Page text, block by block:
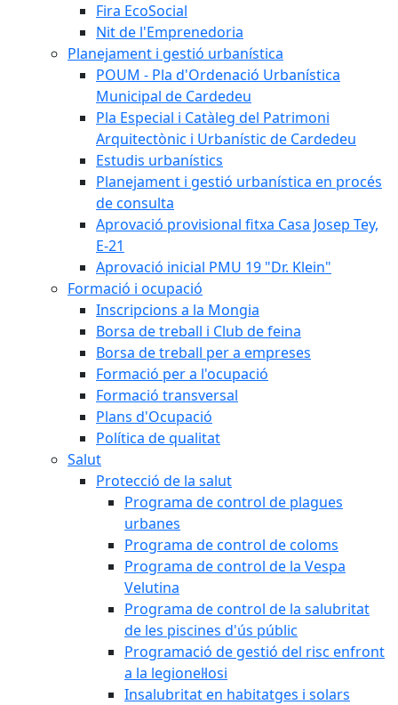
Fira EcoSocial
Nit de l'Emprenedoria
Planejament i gestió urbanística
POUM - Pla d'Ordenació Urbanística
Municipal de Cardedeu
Pla Especial i Catàleg del Patrimoni
Arquitectònic i Urbanístic de Cardedeu
Estudis urbanístics
Planejament i gestió urbanística en procés
de consulta
Aprovació provisional fitxa Casa Josep Tey,
E-21
Aprovació inicial PMU 19 "Dr. Klein"
Formació i ocupació
Inscripcions a la Mongia
Borsa de treball i Club de feina
Borsa de treball per a empreses
Formació per a l'ocupació
Formació transversal
Plans d'Ocupació
Política de qualitat
Salut
Protecció de la salut
Programa de control de plagues
urbanes
Programa de control de coloms
Programa de control de la Vespa
Velutina
Programa de control de la salubritat
de les piscines d'ús públic
Programació de gestió del risc enfront
a la legionel·losi
Insalubritat en habitatges i solars